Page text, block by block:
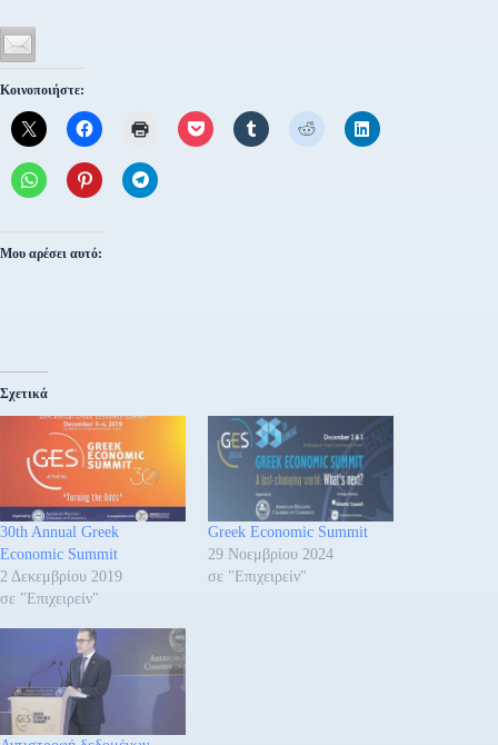
Κοινοποιήστε:
Μου αρέσει αυτό:
Σχετικά
30th Annual Greek
Economic Summit
2 Δεκεμβρίου 2019
σε "Επιχειρείν"
Greek Economic Summit
29 Νοεμβρίου 2024
σε "Επιχειρείν"